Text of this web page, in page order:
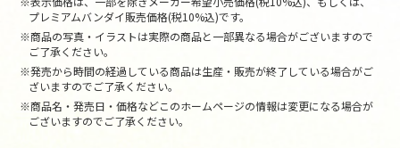
プレミアムバンダイ販売価格(税10%込)です。
※商品の写真・イラストは実際の商品と一部異なる場合がございますので
ご了承ください。
※発売から時間の経過している商品は生産・販売が終了している場合がご
ざいますのでご了承ください。
※商品名・発売日・価格などこのホームページの情報は変更になる場合が
ございますのでご了承ください。